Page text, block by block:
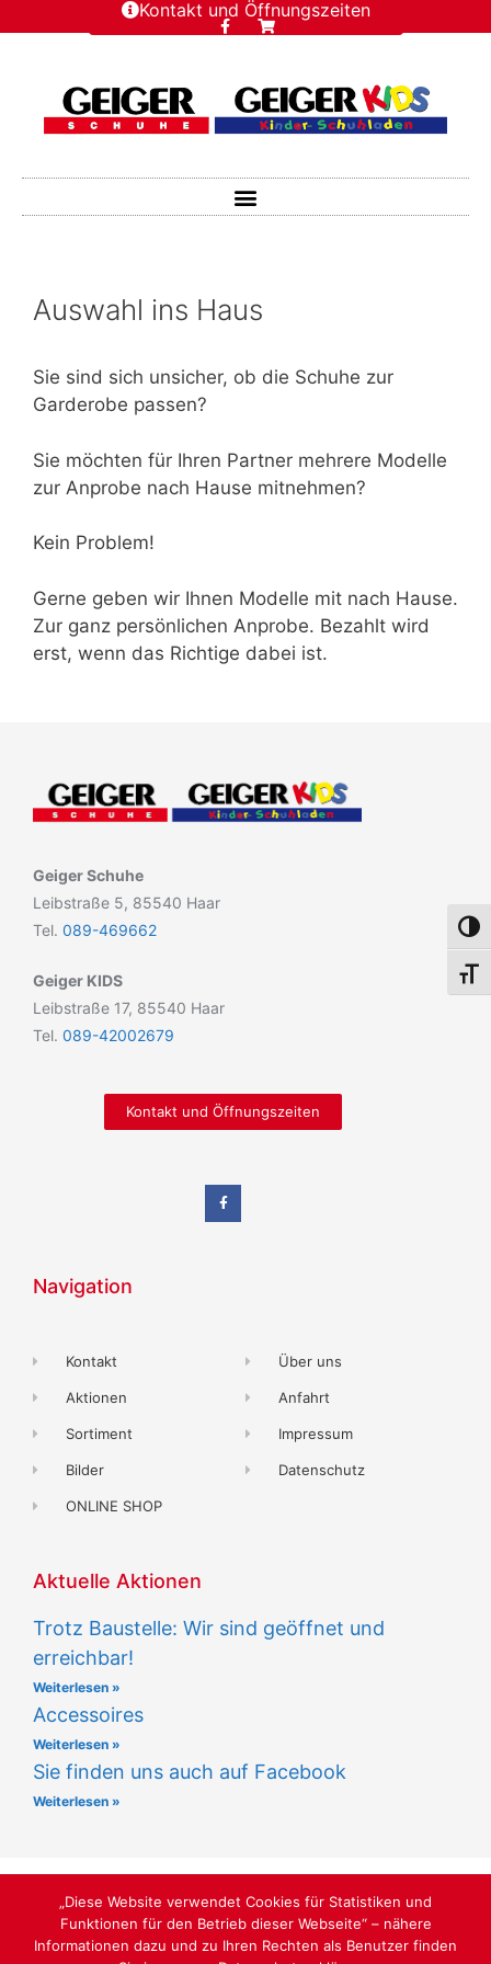
Kontakt und Öffnungszeiten
Auswahl ins Haus
Sie sind sich unsicher, ob die Schuhe zur
Garderobe passen?
Sie möchten für Ihren Partner mehrere Modelle
zur Anprobe nach Hause mitnehmen?
Kein Problem!
Gerne geben wir Ihnen Modelle mit nach Hause.
Zur ganz persönlichen Anprobe. Bezahlt wird
erst, wenn das Richtige dabei ist.
Geiger Schuhe
Leibstraße 5, 85540 Haar
Tel. 089-469662
Geiger KIDS
Leibstraße 17, 85540 Haar
Tel. 089-42002679
Kontakt und Öffnungszeiten
Navigation
Kontakt
Aktionen
Sortiment
Bilder
ONLINE SHOP
Über uns
Anfahrt
Impressum
Datenschutz
Aktuelle Aktionen
Trotz Baustelle: Wir sind geöffnet und
erreichbar!
Weiterlesen »
Accessoires
Weiterlesen »
Sie finden uns auch auf Facebook
Weiterlesen »
LUST AUF SCHÖNE SCHUHE BEI MÜNCHEN
„Diese Website verwendet Cookies für Statistiken und
Funktionen für den Betrieb dieser Webseite“ – nähere
Informationen dazu und zu Ihren Rechten als Benutzer finden